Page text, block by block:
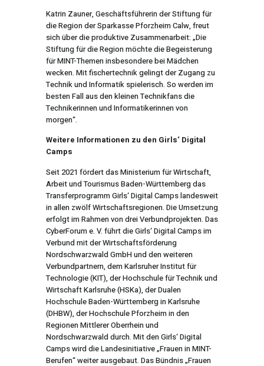
Katrin Zauner, Geschäftsführerin der Stiftung für
die Region der Sparkasse Pforzheim Calw, freut
sich über die produktive Zusammenarbeit: „Die
Stiftung für die Region möchte die Begeisterung
für MINT-Themen insbesondere bei Mädchen
wecken. Mit fischertechnik gelingt der Zugang zu
Technik und Informatik spielerisch. So werden im
besten Fall aus den kleinen Technikfans die
Technikerinnen und Informatikerinnen von
morgen“.
Weitere Informationen zu den Girls‘ Digital
Camps
Seit 2021 fördert das Ministerium für Wirtschaft,
Arbeit und Tourismus Baden-Württemberg das
Transferprogramm Girls‘ Digital Camps landesweit
in allen zwölf Wirtschaftsregionen. Die Umsetzung
erfolgt im Rahmen von drei Verbundprojekten. Das
CyberForum e. V. führt die Girls‘ Digital Camps im
Verbund mit der Wirtschaftsförderung
Nordschwarzwald GmbH und den weiteren
Verbundpartnern, dem Karlsruher Institut für
Technologie (KIT), der Hochschule für Technik und
Wirtschaft Karlsruhe (HSKa), der Dualen
Hochschule Baden-Württemberg in Karlsruhe
(DHBW), der Hochschule Pforzheim in den
Regionen Mittlerer Oberrhein und
Nordschwarzwald durch. Mit den Girls‘ Digital
Camps wird die Landesinitiative „Frauen in MINT-
Berufen“ weiter ausgebaut. Das Bündnis „Frauen